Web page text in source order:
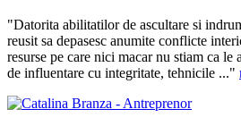
"Datorita abilitatilor de ascultare si
reusit sa depasesc anumite conflicte
resurse pe care nici macar nu stiam ca
de influentare cu integritate, tehnicile ..."